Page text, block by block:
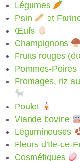
Légumes
Pain
et
Œufs
Champignons
Fruits rouges
Pommes-Poires
Fromages, riz
Poulet
Viande bovine
Légumineuses
Fleurs d’Ile-de-
Cosmétiques